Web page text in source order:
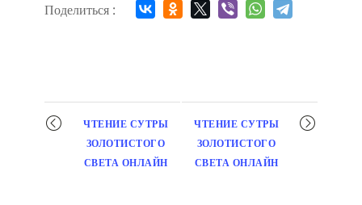
Поделиться :
Мероприятие
навигация
ЧТЕНИЕ СУТРЫ
ЗОЛОТИСТОГО
СВЕТА ОНЛАЙН
ЧТЕНИЕ СУТРЫ
ЗОЛОТИСТОГО
СВЕТА ОНЛАЙН